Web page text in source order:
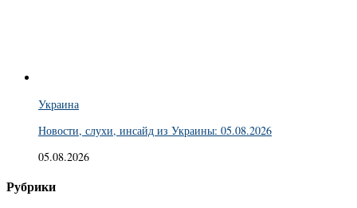
Украина
Новости, слухи, инсайд из Украины: 05.08.2026
05.08.2026
Рубрики